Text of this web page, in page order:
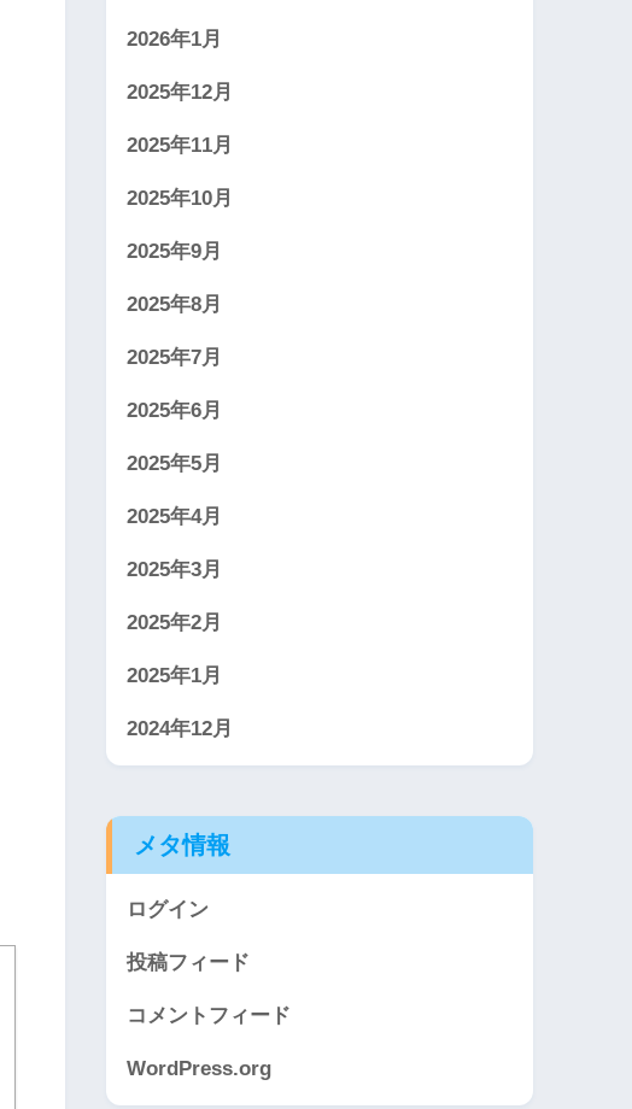
2026年1月
2025年12月
2025年11月
2025年10月
2025年9月
2025年8月
2025年7月
2025年6月
2025年5月
2025年4月
2025年3月
2025年2月
2025年1月
2024年12月
メタ情報
ログイン
投稿フィード
コメントフィード
WordPress.org